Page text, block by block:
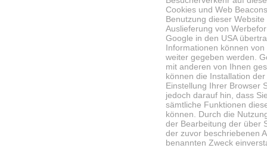
Cookies und Web
Benutzung dieser
Auslieferung von
Google in den USA
Informationen können
weiter gegeben werden.
mit anderen von Ihnen
können die Installation
Einstellung Ihrer Browser
jedoch darauf hin, dass
sämtliche Funktionen
können. Durch die
der Bearbeitung der über
der zuvor beschriebenen
benannten Zweck